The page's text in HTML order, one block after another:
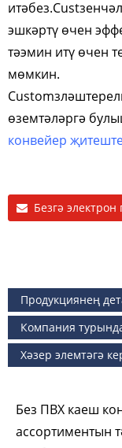
итәбез.
эшкәртү өчен
тәэмин итү өчен
мөмкин.
өземтәләргә
конвейер
Безгә
Продукциянең
Компания
Хәзер элемтәгә
Без ПВХ каеш
ассортиментын